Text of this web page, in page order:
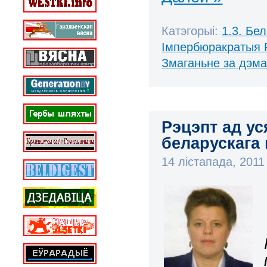
Катэгорыі: 1.3.
Імпербюракратыя
Змаганьне за
Рэцэпт ад
14 лістапада,